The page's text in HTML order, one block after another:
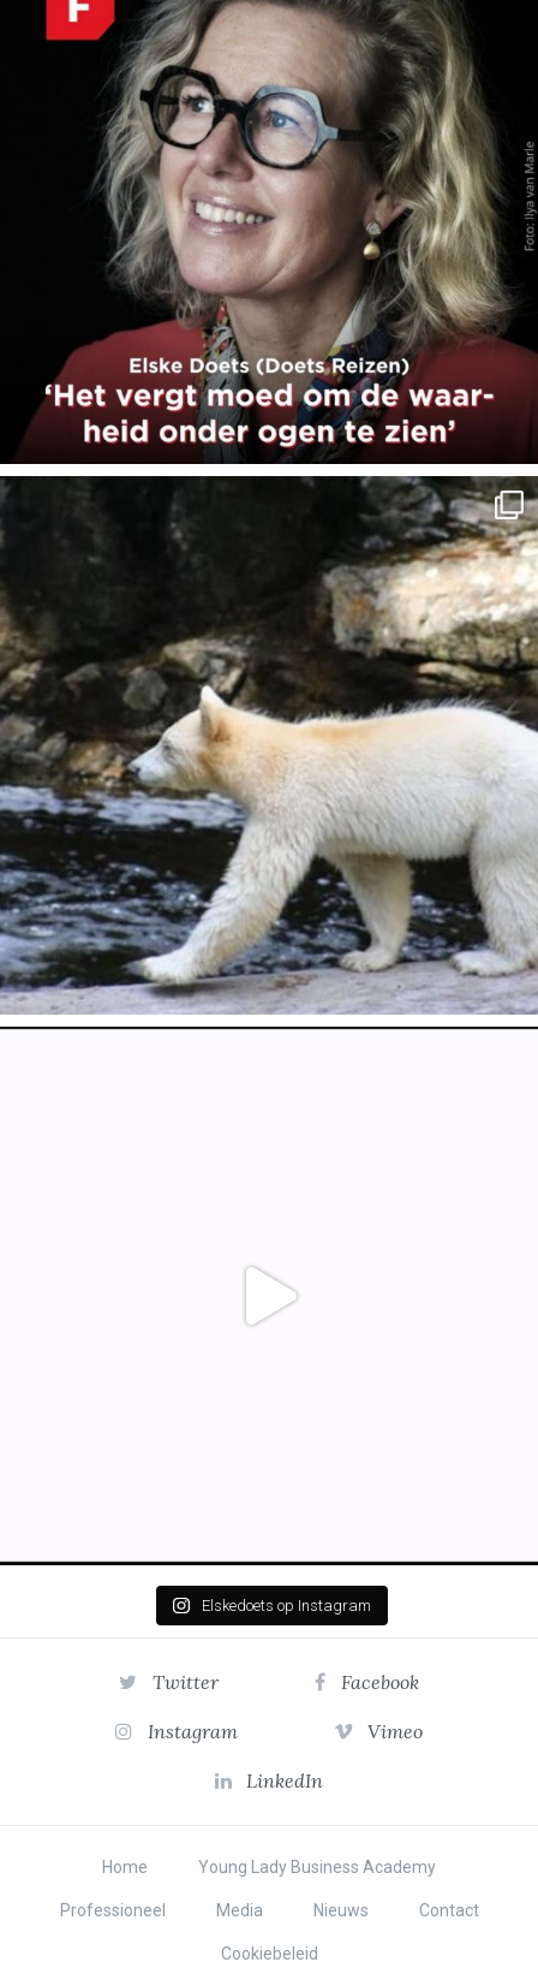
Elskedoets op Instagram
Twitter Facebook
Instagram Vimeo
LinkedIn
Home Young Lady Business Academy
Professioneel Media Nieuws Contact
Cookiebeleid